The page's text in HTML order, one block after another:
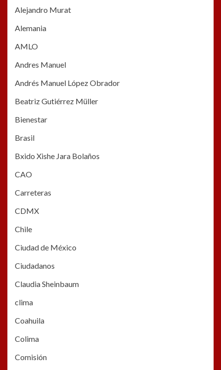
Alejandro Murat
Alemania
AMLO
Andres Manuel
Andrés Manuel López Obrador
Beatriz Gutiérrez Müller
Bienestar
Brasil
Bxido Xishe Jara Bolaños
CAO
Carreteras
CDMX
Chile
Ciudad de México
Ciudadanos
Claudia Sheinbaum
clima
Coahuila
Colima
Comisión